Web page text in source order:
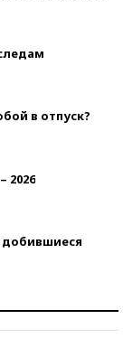
в отпуск?
2026
добившиеся